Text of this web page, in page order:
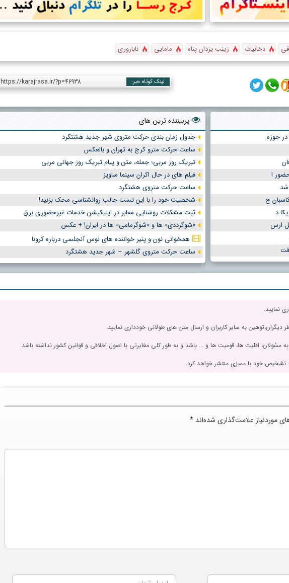
دخانیات زینب یزدان پناه مامایی ناباروری
لینک کوتاه خبر: https://karajrasa.ir/?p=46938
حوزه
ا
ج
د
پربیننده ترین های
جدول زمان بندی حرکت متروی شهر جدید هشتگرد
ساعت حرکت مترو کرج به تهران و بالعکس
تبریک روز مربی؛ جمله، متن و پیام تبریک روز جهانی مربی
فیلم های در حال اکران سینما ساویز
ساعت حرکت متروی هشتگرد
شخصیت خود را با این تست جالب روانشناسی محک بزنید!
ثبت مشکلات روشنایی معابر در اپلیکیشن خدمات غیرحضوری برق
«شوگرددی» ها و «شوگرمامی» ها در ایران! + عکس
همخوانی نون و پنیر خواننده های لوس آنجلسی درباره کرونا
ساعت حرکت متروی گلشهر – شهر جدید هشتگرد
نمایید.
دیگران،توهین به سایر کاربران و ارسال متن های طولانی خودداری نمایید.
مسٔولان، اقلیت ها، قومیت ها و ... باشد و به طور کلی مغایرتی با اصول اخلاقی و قوانین کشور نداشته باشد.
تشخیص خود با ممیزی منتشر خواهد کرد.
موردنیاز علامت‌گذاری شده‌اند *